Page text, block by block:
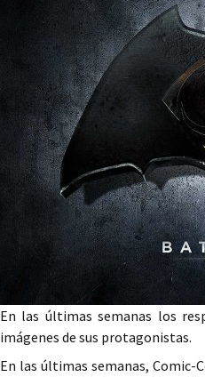
En las últimas semanas los
imágenes de sus protagonistas.
En las últimas semanas, Comic-